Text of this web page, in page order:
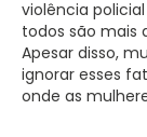
violência
todos são mais
Apesar disso,
ignorar esses
onde as